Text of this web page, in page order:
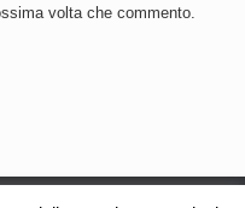
volta che commento.